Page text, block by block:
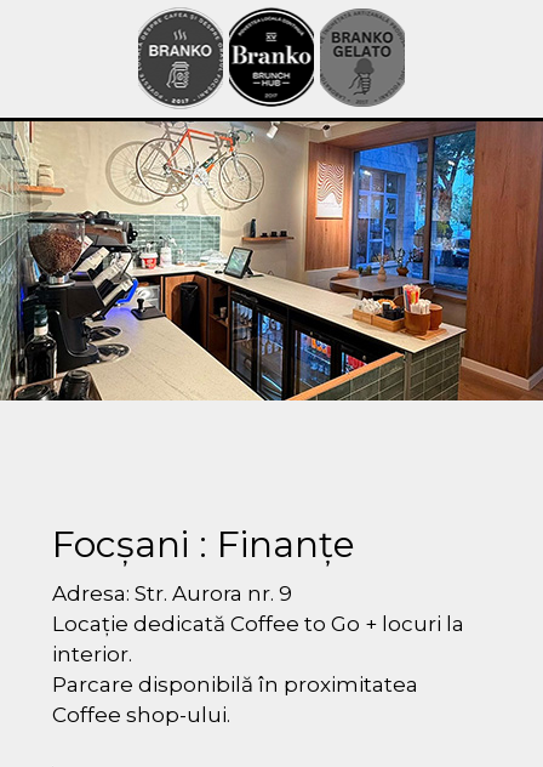
Focșani : Finanțe
Adresa: Str. Aurora nr. 9
Locație dedicată Coffee to Go + locuri la
interior.
Parcare disponibilă în proximitatea
Coffee shop-ului.